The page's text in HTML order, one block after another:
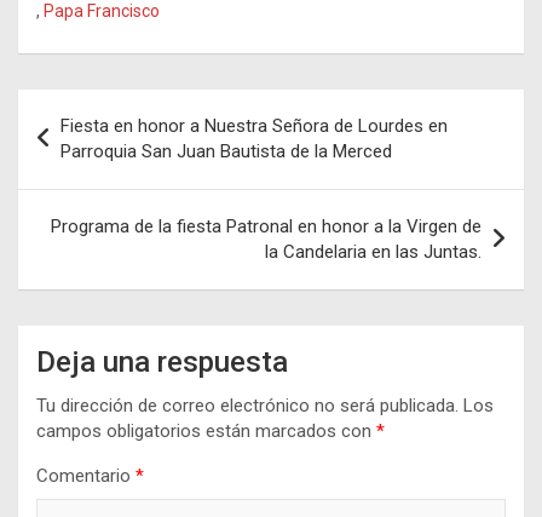
, Papa Francisco
de
entradas
Fiesta en honor a Nuestra Señora de Lourdes en
Parroquia San Juan Bautista de la Merced
Programa de la fiesta Patronal en honor a la Virgen de
la Candelaria en las Juntas.
Deja una respuesta
Tu dirección de correo electrónico no será publicada. Los
campos obligatorios están marcados con *
Comentario *